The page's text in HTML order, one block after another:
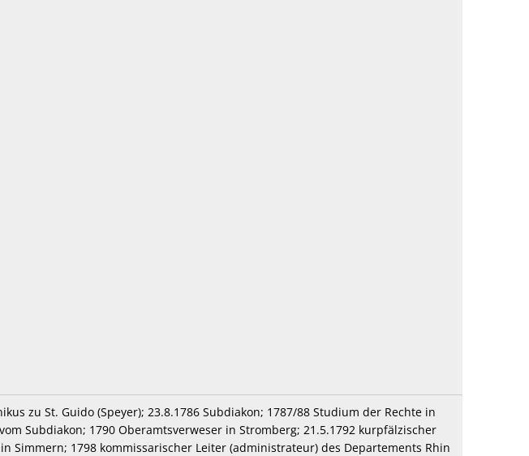
zu St. Guido (Speyer); 23.8.1786 Subdiakon; 1787/88 Studium der Rechte in
Subdiakon; 1790 Oberamtsverweser in Stromberg; 21.5.1792 kurpfälzischer
Simmern; 1798 kommissarischer Leiter (administrateur) des Departements Rhin